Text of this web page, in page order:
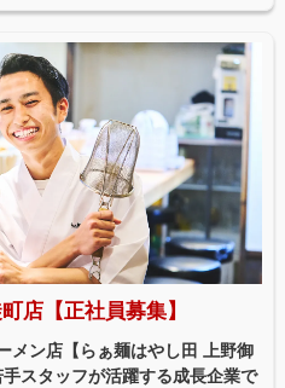
店【正社員募集】
メン店【らぁ麺はやし田 上野御
スタッフが活躍する成長企業で